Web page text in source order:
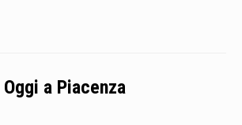
Oggi a Piacenza